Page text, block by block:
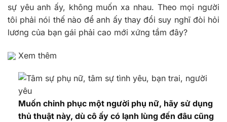
sự yêu anh ấy, không muốn xa nhau. Theo mọi người
tôi phải nói thế nào để anh ấy thay đổi suy nghĩ đòi hỏi
lương của bạn gái phải cao mới xứng tầm đây?
Xem thêm
Muốn chinh phục một người phụ nữ, hãy sử dụng
thủ thuật này, dù cô ấy có lạnh lùng đến đâu cũng